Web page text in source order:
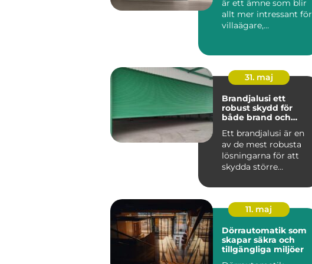
är ett ämne som blir
allt mer intressant för
villaägare,
31. maj
Brandjalusi ett
robust skydd för
både brand och
Ett brandjalusi är en
av de mest robusta
lösningarna för att
skydda större
byggnad mo...
11. maj
Dörrautomatik som
skapar säkra och
tillgängliga miljöer